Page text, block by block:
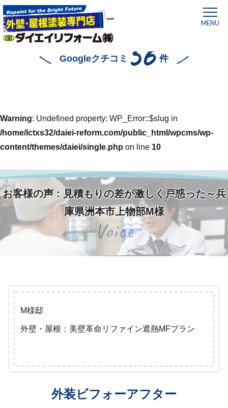
MENU
Googleクチコミ 56 件
ホーム»見積もりの差が激しく戸惑った～兵庫県洲本市上物部
M様
Warning: Undefined property: WP_Error::$slug in
/home/lctxs32/daiei-reform.com/public_html/wpcms/wp-
content/themes/daiei/single.php on line 10
お客様の声 : 見積もりの差が激しく戸惑った～兵
庫県洲本市上物部M様
Voice
M様邸
外壁・屋根：美壁革命リファイン遮熱MFプラン
外装ビフォーアフター